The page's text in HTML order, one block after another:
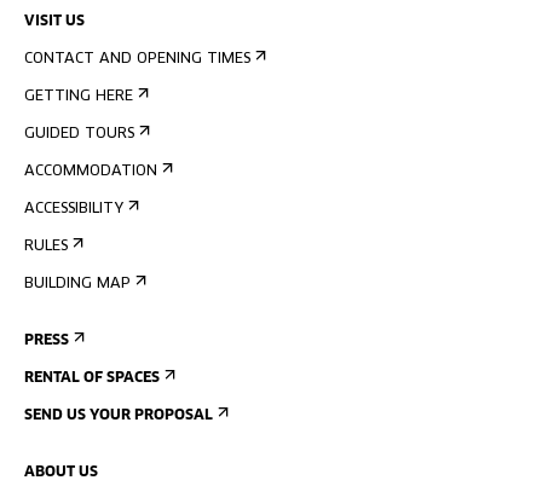
VISIT US
CONTACT AND OPENING TIMES
GETTING HERE
GUIDED TOURS
ACCOMMODATION
ACCESSIBILITY
RULES
BUILDING MAP
PRESS
RENTAL OF SPACES
SEND US YOUR PROPOSAL
ABOUT US